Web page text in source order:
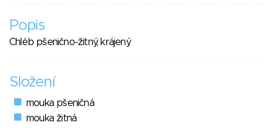
Popis
Chléb pšenično-žitný, krájený
Složení
mouka pšeničná
mouka žitná